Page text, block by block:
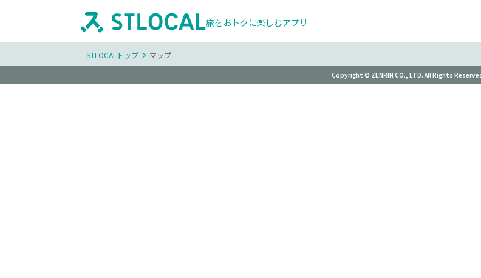
旅をおトクに楽しむアプリ
STLOCALトップ マップ
Copyright © ZENRIN CO., LTD. All Rights